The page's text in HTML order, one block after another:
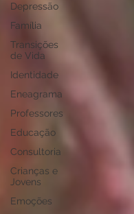
Depressão
Família
Transições
de Vida
Identidade
Eneagrama
Professores
Educação
Consultoria
Crianças e
Jovens
Emoções